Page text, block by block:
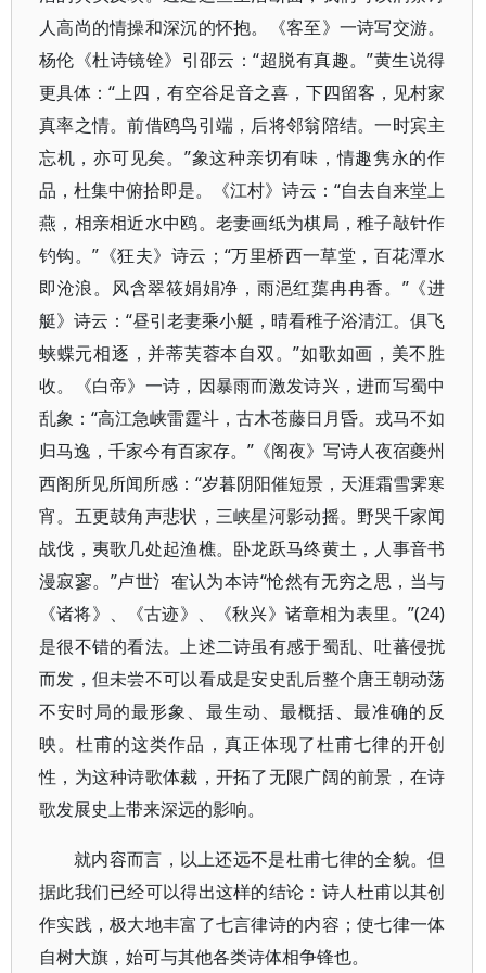
人高尚的情操和深沉的怀抱。《客至》一诗写交游。
杨伦《杜诗镜铨》引邵云：“超脱有真趣。”黄生说得
更具体：“上四，有空谷足音之喜，下四留客，见村家
真率之情。前借鸥鸟引端，后将邻翁陪结。一时宾主
忘机，亦可见矣。”象这种亲切有味，情趣隽永的作
品，杜集中俯拾即是。《江村》诗云：“自去自来堂上
燕，相亲相近水中鸥。老妻画纸为棋局，稚子敲针作
钓钩。”《狂夫》诗云；“万里桥西一草堂，百花潭水
即沧浪。风含翠筱娟娟净，雨浥红蕖冉冉香。”《进
艇》诗云：“昼引老妻乘小艇，晴看稚子浴清江。俱飞
蛱蝶元相逐，并蒂芙蓉本自双。”如歌如画，美不胜
收。《白帝》一诗，因暴雨而激发诗兴，进而写蜀中
乱象：“高江急峡雷霆斗，古木苍藤日月昏。戎马不如
归马逸，千家今有百家存。”《阁夜》写诗人夜宿夔州
西阁所见所闻所感：“岁暮阴阳催短景，天涯霜雪霁寒
宵。五更鼓角声悲状，三峡星河影动摇。野哭千家闻
战伐，夷歌几处起渔樵。卧龙跃马终黄土，人事音书
漫寂寥。”卢世氵隺认为本诗“怆然有无穷之思，当与
《诸将》、《古迹》、《秋兴》诸章相为表里。”(24)
是很不错的看法。上述二诗虽有感于蜀乱、吐蕃侵扰
而发，但未尝不可以看成是安史乱后整个唐王朝动荡
不安时局的最形象、最生动、最概括、最准确的反
映。杜甫的这类作品，真正体现了杜甫七律的开创
性，为这种诗歌体裁，开拓了无限广阔的前景，在诗
歌发展史上带来深远的影响。
就内容而言，以上还远不是杜甫七律的全貌。但
据此我们已经可以得出这样的结论：诗人杜甫以其创
作实践，极大地丰富了七言律诗的内容；使七律一体
自树大旗，始可与其他各类诗体相争锋也。